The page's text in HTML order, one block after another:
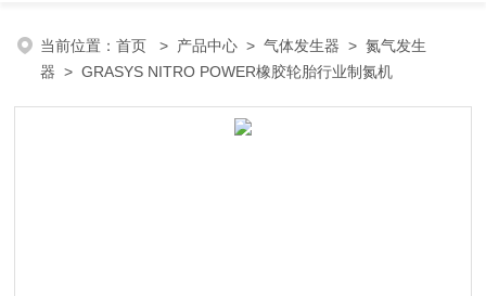
当前位置：首页 > 产品中心 >气体发生器 >氮气发生
器 > GRASYS NITRO POWER橡胶轮胎行业制氮机